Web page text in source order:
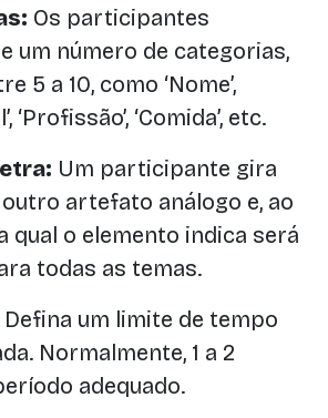
Os participantes
um número de categorias,
5 a 10, como ‘Nome’,
‘Profissão’, ‘Comida’, etc.
Um participante gira
artefato análogo e, ao
qual o elemento indica será
todas as temas.
Defina um limite de tempo
Normalmente, 1 a 2
adequado.